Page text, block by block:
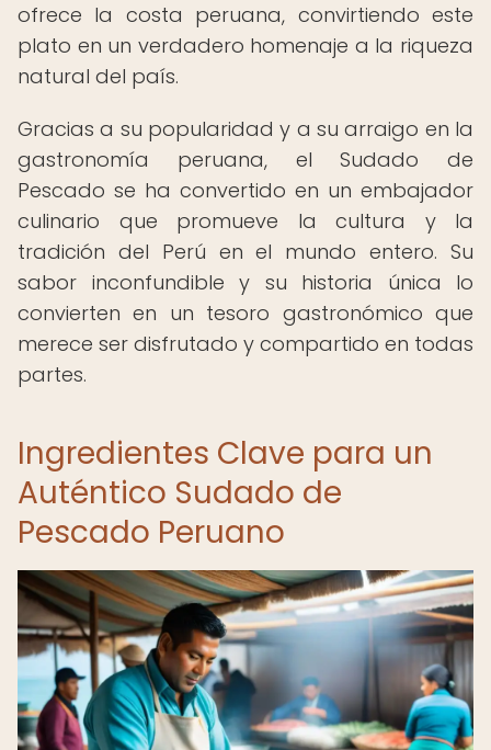
ofrece la costa peruana, convirtiendo este
plato en un verdadero homenaje a la riqueza
natural del país.
Gracias a su popularidad y a su arraigo en la
gastronomía peruana, el Sudado de
Pescado se ha convertido en un embajador
culinario que promueve la cultura y la
tradición del Perú en el mundo entero. Su
sabor inconfundible y su historia única lo
convierten en un tesoro gastronómico que
merece ser disfrutado y compartido en todas
partes.
Ingredientes Clave para un
Auténtico Sudado de
Pescado Peruano